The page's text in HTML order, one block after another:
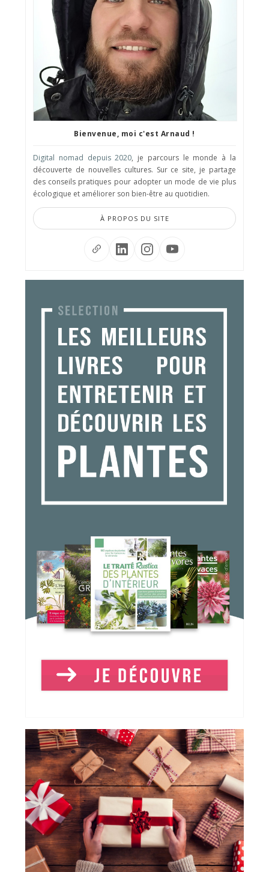
Bienvenue, moi c'est Arnaud !
Digital nomad depuis 2020, je parcours le monde à la
découverte de nouvelles cultures. Sur ce site, je partage
des conseils pratiques pour adopter un mode de vie plus
écologique et améliorer son bien-être au quotidien.
À PROPOS DU SITE